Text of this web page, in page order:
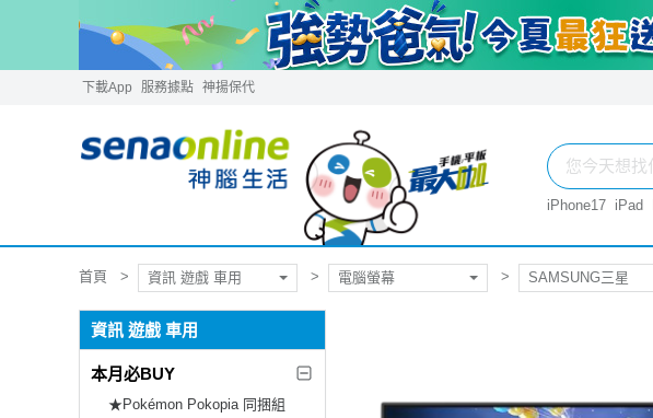
下載App 服務據點 神揚保代
iPhone17 iPad
首頁 資訊 遊戲 車用 電腦螢幕 SAMSUNG三星
資訊 遊戲 車用
本月必BUY
★Pokémon Pokopia 同捆組